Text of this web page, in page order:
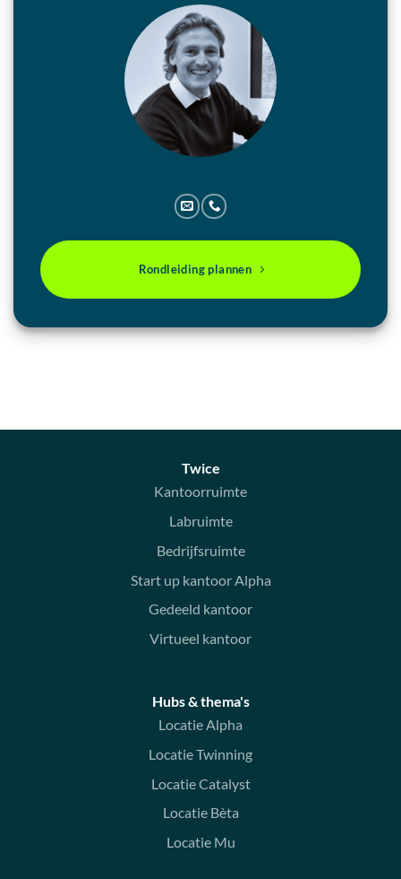
Rondleiding plannen
Twice
Kantoorruimte
Labruimte
Bedrijfsruimte
Start up kantoor Alpha
Gedeeld kantoor
Virtueel kantoor
Hubs & thema's
Locatie Alpha
Locatie Twinning
Locatie Catalyst
Locatie Bèta
Locatie Mu